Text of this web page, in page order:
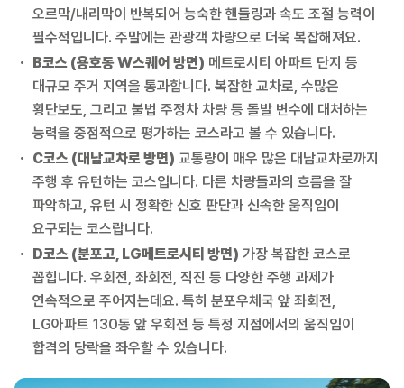
오르막/내리막이 반복되어 능숙한 핸들링과 속도 조절 능력이
필수적입니다. 주말에는 관광객 차량으로 더욱 복잡해져요.
B코스 (용호동 W스퀘어 방면) 메트로시티 아파트 단지 등
대규모 주거 지역을 통과합니다. 복잡한 교차로, 수많은
횡단보도, 그리고 불법 주정차 차량 등 돌발 변수에 대처하는
능력을 중점적으로 평가하는 코스라고 볼 수 있습니다.
C코스 (대남교차로 방면) 교통량이 매우 많은 대남교차로까지
주행 후 유턴하는 코스입니다. 다른 차량들과의 흐름을 잘
파악하고, 유턴 시 정확한 신호 판단과 신속한 움직임이
요구되는 코스랍니다.
D코스 (분포고, LG메트로시티 방면) 가장 복잡한 코스로
꼽힙니다. 우회전, 좌회전, 직진 등 다양한 주행 과제가
연속적으로 주어지는데요. 특히 분포우체국 앞 좌회전,
LG아파트 130동 앞 우회전 등 특정 지점에서의 움직임이
합격의 당락을 좌우할 수 있습니다.